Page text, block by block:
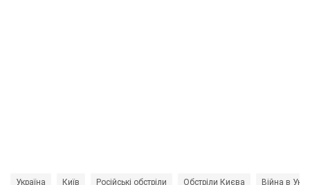
Україна Київ Російські обстріли Обстріли Києва Війна в